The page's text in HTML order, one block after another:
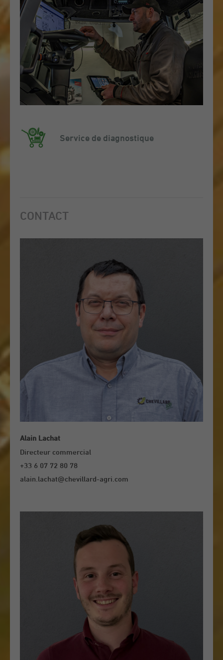
Service de diagnostique
CONTACT
Alain Lachat
Directeur commercial
+33 6 07 72 80 78
alain.lachat@chevillard-agri.com